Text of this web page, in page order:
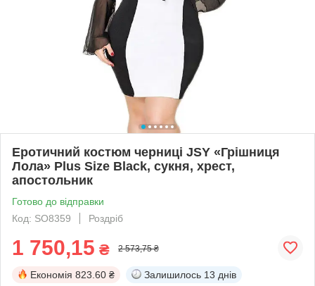
Еротичний костюм черниці JSY «Грішниця
Лола» Plus Size Black, сукня, хрест,
апостольник
Готово до відправки
Код: SO8359
Роздріб
1 750,15 ₴ 2 573,75 ₴
Економія 823.60 ₴ Залишилось 13 днів